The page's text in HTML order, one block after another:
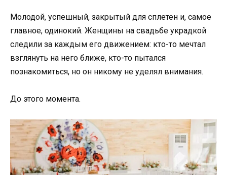
Молодой, успешный, закрытый для сплетен и, самое
главное, одинокий. Женщины на свадьбе украдкой
следили за каждым его движением: кто-то мечтал
взглянуть на него ближе, кто-то пытался
познакомиться, но он никому не уделял внимания.
До этого момента.